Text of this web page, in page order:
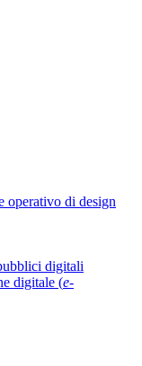
operativo di design
digitali
digitale (e-